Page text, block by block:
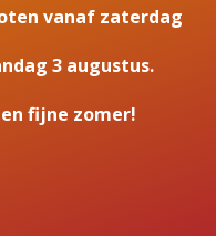
vanaf zaterdag
3 augustus.
fijne zomer!